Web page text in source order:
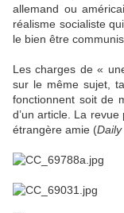
allemand ou
réalisme socialiste
le bien être
Les charges de «
sur le même sujet,
fonctionnent soit de
d’un article. La
étrangère amie (